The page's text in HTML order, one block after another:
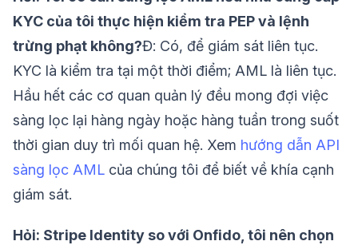
KYC của tôi thực hiện kiểm tra PEP và lệnh
trừng phạt không?Đ: Có, để giám sát liên tục.
KYC là kiểm tra tại một thời điểm; AML là liên tục.
Hầu hết các cơ quan quản lý đều mong đợi việc
sàng lọc lại hàng ngày hoặc hàng tuần trong suốt
thời gian duy trì mối quan hệ. Xem hướng dẫn API
sàng lọc AML của chúng tôi để biết về khía cạnh
giám sát.
Hỏi: Stripe Identity so với Onfido, tôi nên chọn